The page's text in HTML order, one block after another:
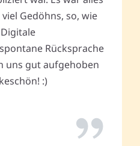
Gedöhns, so, wie
Rücksprache
uns gut aufgehoben
:)